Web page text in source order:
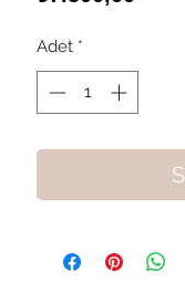
Adet *